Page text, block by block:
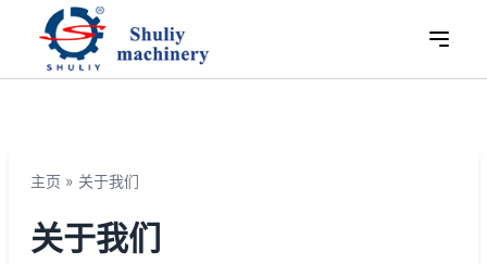
主页 » 关于我们
关于我们